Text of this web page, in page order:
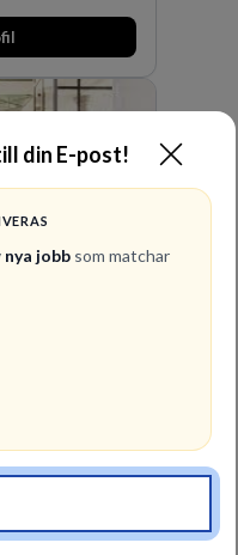
din E-post!
nya jobb som matchar
som
verkningsfullt
i